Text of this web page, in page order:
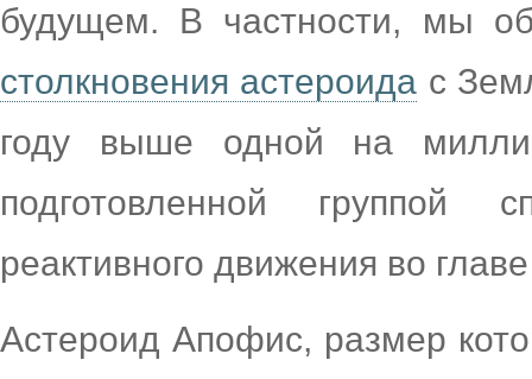
будущем. В частности, мы
столкновения астероида с
году выше одной на
подготовленной группой
реактивного движения во
Астероид Апофис, размер